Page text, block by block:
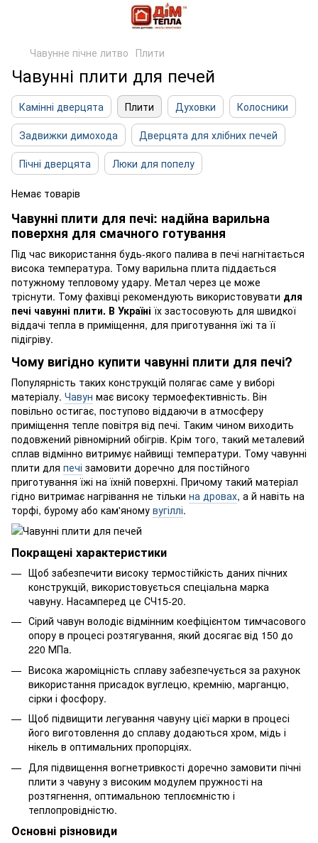
Чавунне пічне литво Плити
Чавунні плити для печей
Камінні дверцята Плити Духовки
Колосники
Задвижки димохода
Дверцята для хлібних печей
Пічні дверцята
Люки для попелу
Немає товарів
Чавунні плити для печі: надійна варильна
поверхня для смачного готування
Під час використання будь-якого палива в печі нагнітається
висока температура. Тому варильна плита піддається
потужному тепловому удару. Метал через це може
тріснути. Тому фахівці рекомендують використовувати для
печі чавунні плити. В Україні їх застосовують для швидкої
віддачі тепла в приміщення, для приготування їжі та її
підігріву.
Чому вигідно купити чавунні плити для печі?
Популярність таких конструкцій полягає саме у виборі
матеріалу. Чавун має високу термоефективність. Він
повільно остигає, поступово віддаючи в атмосферу
приміщення тепле повітря від печі. Таким чином виходить
подовжений рівномірний обігрів. Крім того, такий металевий
сплав відмінно витримує найвищі температури. Тому чавунні
плити для печі замовити доречно для постійного
приготування їжі на їхній поверхні. Причому такий матеріал
гідно витримає нагрівання не тільки на дровах, а й навіть на
торфі, бурому або кам'яному вугіллі.
Покращені характеристики
Щоб забезпечити високу термостійкість даних пічних
конструкцій, використовується спеціальна марка
чавуну. Насамперед це СЧ15-20.
Сірий чавун володіє відмінним коефіцієнтом тимчасового
опору в процесі розтягування, який досягає від 150 до
220 МПа.
Висока жароміцність сплаву забезпечується за рахунок
використання присадок вуглецю, кремнію, марганцю,
сірки і фосфору.
Щоб підвищити легування чавуну цієї марки в процесі
його виготовлення до сплаву додаються хром, мідь і
нікель в оптимальних пропорціях.
Для підвищення вогнетривкості доречно замовити пічні
плити з чавуну з високим модулем пружності на
розтягнення, оптимальною теплоємністю і
теплопровідністю.
Основні різновиди